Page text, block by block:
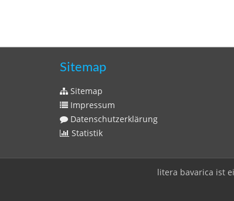
Sitemap
Sitemap
Impressum
Datenschutzerklärung
Statistik
litera bavarica ist